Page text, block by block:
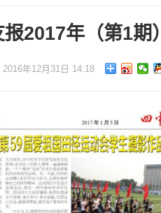
2017年（第1期）
2016年12月31日 14:18